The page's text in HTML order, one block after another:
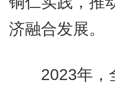
济融合发展。
2023年，